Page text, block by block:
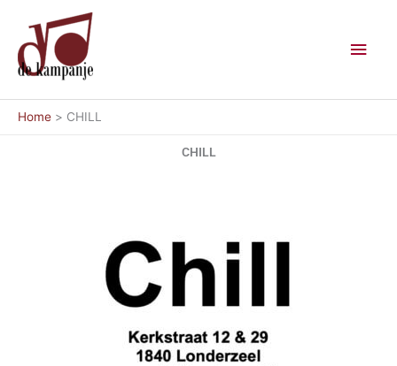
inhoud
Home CHILL
CHILL